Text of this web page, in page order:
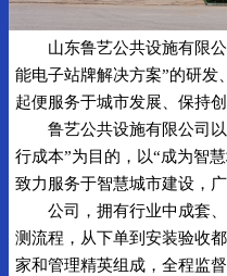
山东鲁艺公共设施有限
能电子站牌解决方案”的研发
起便服务于城市发展、保持
鲁艺公共设施有限公司
行成本”为目的，以“成为智
致力服务于智慧城市建设，广
公司，拥有行业中成套
测流程，从下单到安装验收
家和管理精英组成，全程监督